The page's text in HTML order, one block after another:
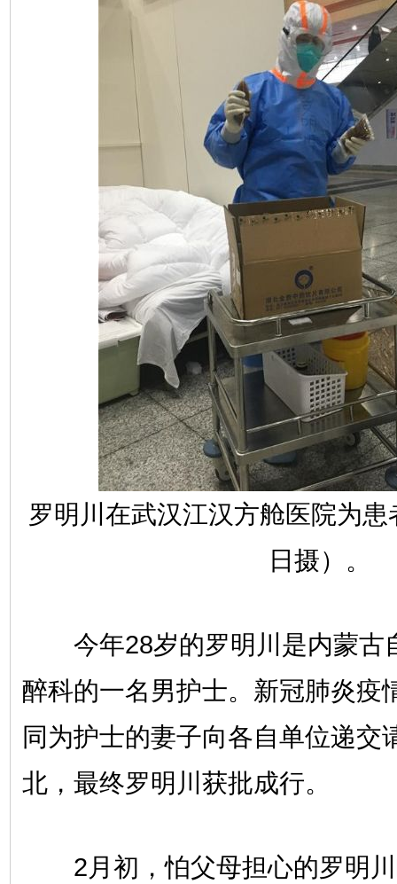
罗明川在武汉江汉方舱医院为
日摄）。
今年28岁的罗明川是内蒙古
醉科的一名男护士。新冠肺炎疫
同为护士的妻子向各自单位递交
北，最终罗明川获批成行。
2月初，怕父母担心的罗明川